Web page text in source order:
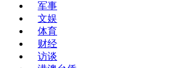
军事
文娱
体育
财经
访谈